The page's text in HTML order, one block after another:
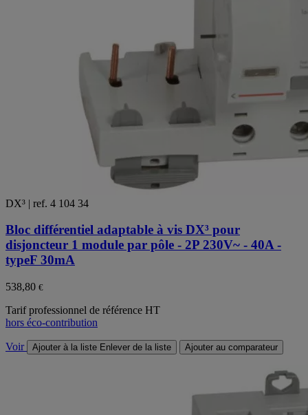
DX³ | ref. 4 104 34
Bloc différentiel adaptable à vis DX³ pour
disjoncteur 1 module par pôle - 2P 230V~ - 40A -
typeF 30mA
538,80 €
Tarif professionnel de référence HT
hors éco-contribution
Voir Ajouter à la liste Enlever de la liste Ajouter au comparateur